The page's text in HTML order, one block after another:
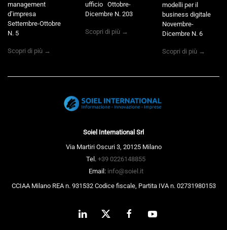
management
d’impresa
Settembre-Ottobre
N. 5
Scopri di più →
ufficio Ottobre-
Dicembre N. 203
Scopri di più →
modelli per il
business digitale
Novembre-
Dicembre N. 6
Scopri di più →
Soiel International Srl
Via Martiri Oscuri 3, 20125 Milano
Tel. +39 0226148855
Email: info@soiel.it
CCIAA Milano REA n. 931532 Codice fiscale, Partita IVA n. 02731980153